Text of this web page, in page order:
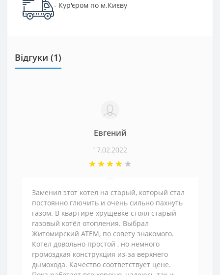
- Кур'єром по м.Києву
Відгуки (1)
Евгений
17.02.2022
Заменил этот котел на старый, который стал
постоянно глючить и очень сильно пахнуть
газом. В квартире-хрущёвке стоял старый
газовый котёл отопления. Выбрал
Житомирский АТЕМ, по совету знакомого.
Котел довольно простой , но немного
громоздкая конструкция из-за верхнего
дымохода. Качество соответствует цене.